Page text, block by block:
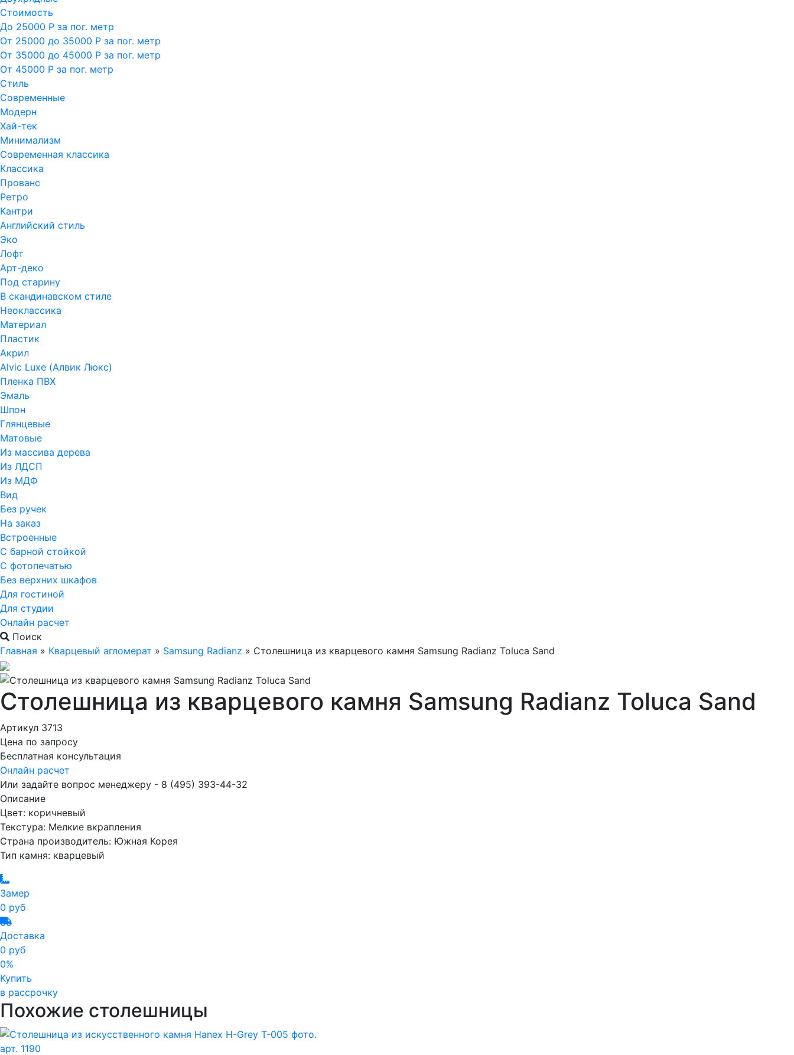
Стоимость
До 25000 Р за пог. метр
От 25000 до 35000 Р за пог. метр
От 35000 до 45000 Р за пог. метр
От 45000 Р за пог. метр
Стиль
Современные
Модерн
Хай-тек
Минимализм
Современная классика
Классика
Прованс
Ретро
Кантри
Английский стиль
Эко
Лофт
Арт-деко
Под старину
В скандинавском стиле
Неоклассика
Материал
Пластик
Акрил
Alvic Luxe (Алвик Люкс)
Пленка ПВХ
Эмаль
Шпон
Глянцевые
Матовые
Из массива дерева
Из ЛДСП
Из МДФ
Вид
Без ручек
На заказ
Встроенные
С барной стойкой
С фотопечатью
Без верхних шкафов
Для гостиной
Для студии
Онлайн расчет
Поиск
Главная » Кварцевый агломерат » Samsung Radianz » Столешница из кварцевого камня Samsung Radianz Toluca Sand
Столешница из кварцевого камня Samsung Radianz Toluca Sand
Артикул 3713
Цена по запросу
Бесплатная консультация
Онлайн расчет
Или задайте вопрос менеджеру - 8 (495) 393-44-32
Описание
Цвет: коричневый
Текстура: Мелкие вкрапления
Страна производитель: Южная Корея
Тип камня: кварцевый
Замер
0 руб
Доставка
0 руб
0%
Купить
в рассрочку
Похожие столешницы
арт. 1190